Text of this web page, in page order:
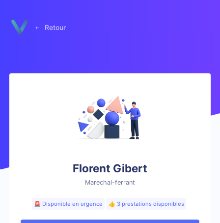
Retour
Florent Gibert
Marechal-ferrant
🚨 Disponible en urgence 👍 3 prestations disponibles